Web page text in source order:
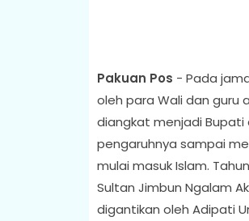
Pakuan Pos - Pada
oleh para Wali dan guru
diangkat menjadi Bupati
pengaruhnya sampai
mulai masuk Islam.
Sultan Jimbun Ngalam
digantikan oleh Adipati